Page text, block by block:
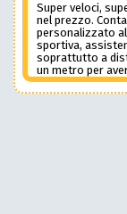
Super veloci,
nel prezzo.
personalizzato
sportiva,
soprattutto a
un metro per
Una assistenza
preziosa. Credo